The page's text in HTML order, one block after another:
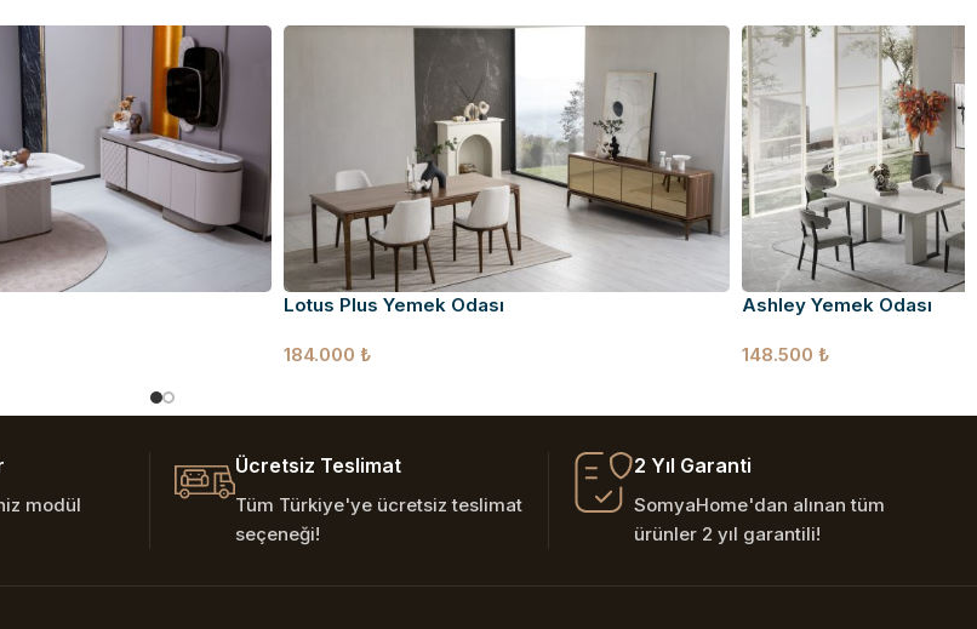
Lotus Plus Yemek Odası
184.000 ₺
Ashley Yemek Odası
148.500 ₺
modül
Ücretsiz Teslimat
Tüm Türkiye'ye ücretsiz teslimat
seçeneği!
2 Yıl Garanti
SomyaHome'dan alınan tüm
ürünler 2 yıl garantili!